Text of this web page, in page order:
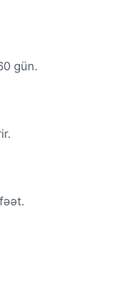
gün.